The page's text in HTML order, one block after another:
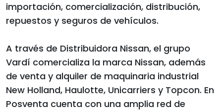
importación, comercialización, distribución,
repuestos y seguros de vehículos.
A través de Distribuidora Nissan, el grupo
Vardí comercializa la marca Nissan, además
de venta y alquiler de maquinaria industrial
New Holland, Haulotte, Unicarriers y Topcon. En
Posventa cuenta con una amplia red de